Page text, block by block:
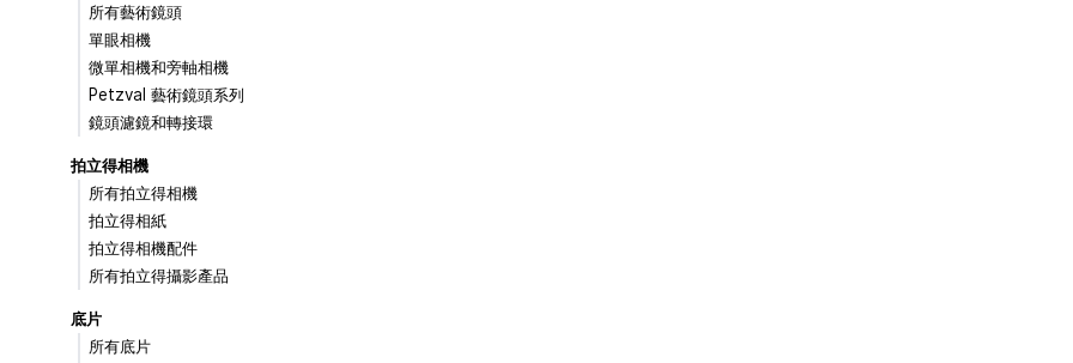
所有藝術鏡頭
單眼相機
微單相機和旁軸相機
Petzval 藝術鏡頭系列
鏡頭濾鏡和轉接環
拍立得相機
所有拍立得相機
拍立得相紙
拍立得相機配件
所有拍立得攝影產品
底片
所有底片